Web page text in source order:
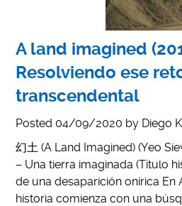
A land imagined
Resolviendo ese
transcendental
Posted 04/09/2020 by Diego
幻土 (A Land Imagined) (Yeo
– Una tierra imaginada (Título
de una desaparición onírica En
historia comienza con una